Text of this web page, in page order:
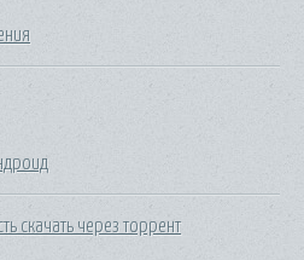
скачать через торрент